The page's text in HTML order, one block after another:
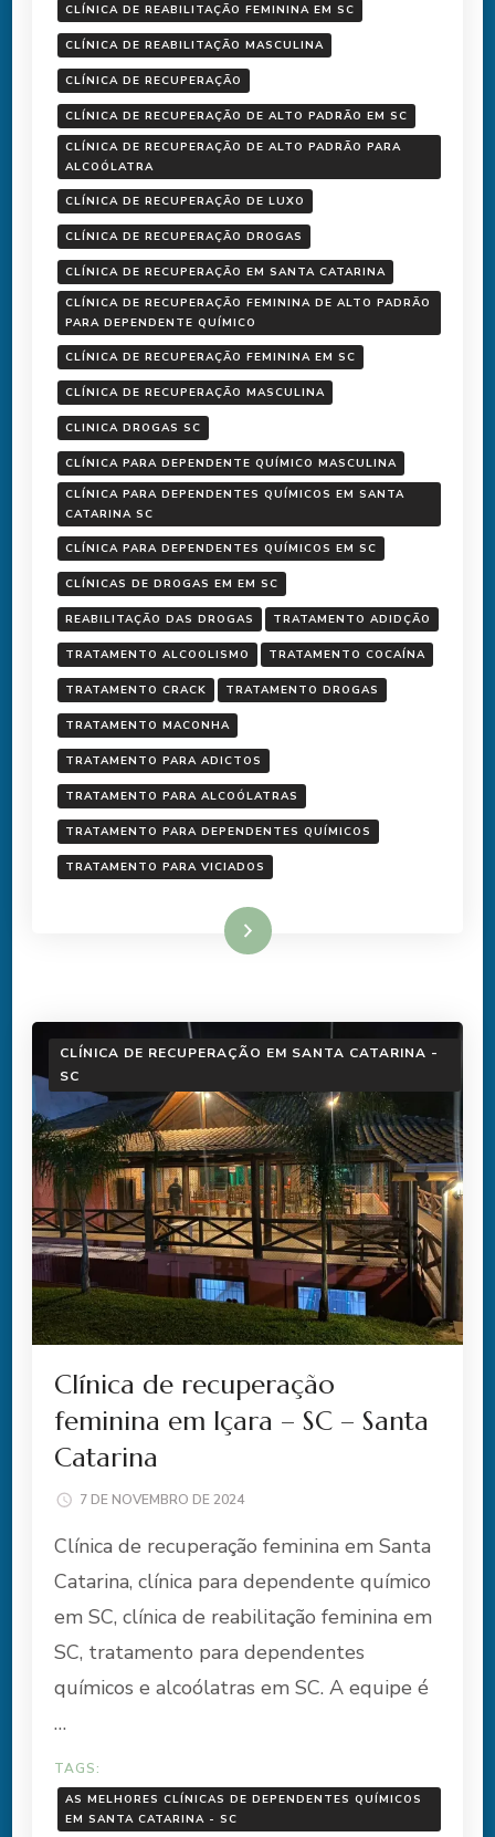
CLÍNICA DE REABILITAÇÃO FEMININA EM SC
CLÍNICA DE REABILITAÇÃO MASCULINA
CLÍNICA DE RECUPERAÇÃO
CLÍNICA DE RECUPERAÇÃO DE ALTO PADRÃO EM SC
CLÍNICA DE RECUPERAÇÃO DE ALTO PADRÃO PARA
ALCOÓLATRA
CLÍNICA DE RECUPERAÇÃO DE LUXO
CLÍNICA DE RECUPERAÇÃO DROGAS
CLÍNICA DE RECUPERAÇÃO EM SANTA CATARINA
CLÍNICA DE RECUPERAÇÃO FEMININA DE ALTO PADRÃO
PARA DEPENDENTE QUÍMICO
CLÍNICA DE RECUPERAÇÃO FEMININA EM SC
CLÍNICA DE RECUPERAÇÃO MASCULINA
CLINICA DROGAS SC
CLÍNICA PARA DEPENDENTE QUÍMICO MASCULINA
CLÍNICA PARA DEPENDENTES QUÍMICOS EM SANTA
CATARINA SC
CLÍNICA PARA DEPENDENTES QUÍMICOS EM SC
CLÍNICAS DE DROGAS EM EM SC
REABILITAÇÃO DAS DROGAS TRATAMENTO ADIDÇÃO
TRATAMENTO ALCOOLISMO TRATAMENTO COCAÍNA
TRATAMENTO CRACK TRATAMENTO DROGAS
TRATAMENTO MACONHA
TRATAMENTO PARA ADICTOS
TRATAMENTO PARA ALCOÓLATRAS
TRATAMENTO PARA DEPENDENTES QUÍMICOS
TRATAMENTO PARA VICIADOS
Ler mais
CLÍNICA DE RECUPERAÇÃO EM SANTA CATARINA -
SC
Clínica de recuperação
feminina em Içara – SC – Santa
Catarina
7 DE NOVEMBRO DE 2024
Clínica de recuperação feminina em Santa
Catarina, clínica para dependente químico
em SC, clínica de reabilitação feminina em
SC, tratamento para dependentes
químicos e alcoólatras em SC. A equipe é
…
TAGS:
AS MELHORES CLÍNICAS DE DEPENDENTES QUÍMICOS
EM SANTA CATARINA - SC